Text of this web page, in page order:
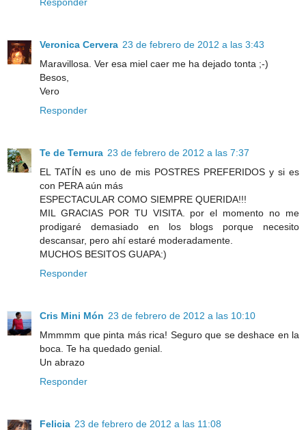
Veronica Cervera 23 de febrero de 2012 a las 3:43
Maravillosa. Ver esa miel caer me ha dejado tonta ;-)
Besos,
Vero
Responder
Te de Ternura 23 de febrero de 2012 a las 7:37
EL TATÍN es uno de mis POSTRES PREFERIDOS y si es
con PERA aún más
ESPECTACULAR COMO SIEMPRE QUERIDA!!!
MIL GRACIAS POR TU VISITA. por el momento no me
prodigaré demasiado en los blogs porque necesito
descansar, pero ahí estaré moderadamente.
MUCHOS BESITOS GUAPA:)
Responder
Cris Mini Món 23 de febrero de 2012 a las 10:10
Mmmmm que pinta más rica! Seguro que se deshace en la
boca. Te ha quedado genial.
Un abrazo
Responder
Felicia 23 de febrero de 2012 a las 11:08